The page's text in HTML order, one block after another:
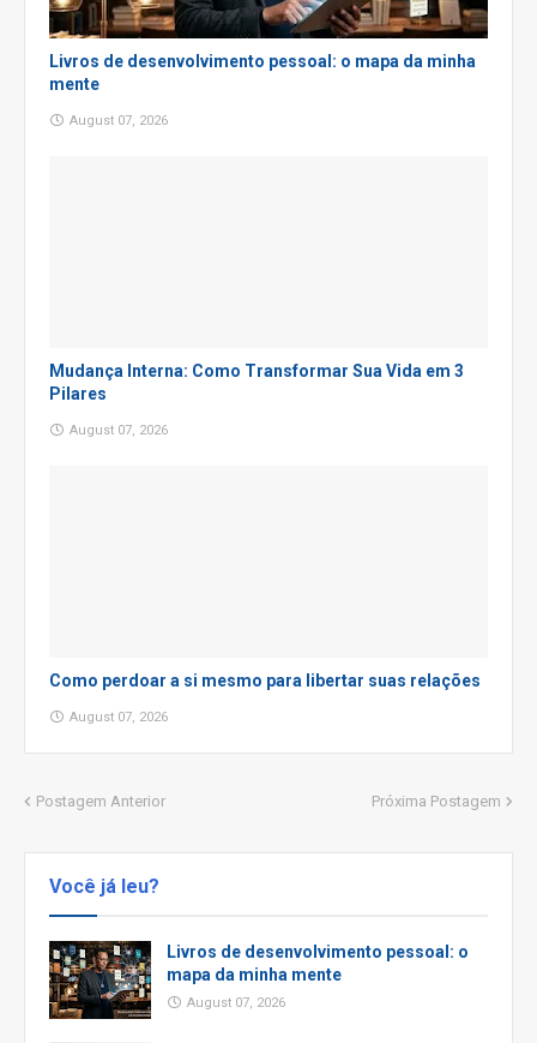
Livros de desenvolvimento pessoal: o mapa da minha
mente
August 07, 2026
Mudança Interna: Como Transformar Sua Vida em 3
Pilares
August 07, 2026
Como perdoar a si mesmo para libertar suas relações
August 07, 2026
Postagem Anterior Próxima Postagem
Você já leu?
Livros de desenvolvimento pessoal: o
mapa da minha mente
August 07, 2026